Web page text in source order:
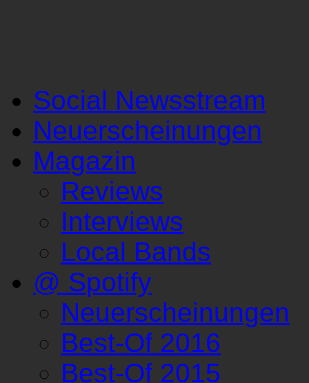
Social Newsstream
Neuerscheinungen
Magazin
Reviews
Interviews
Local Bands
@ Spotify
Neuerscheinungen
Best-Of 2016
Best-Of 2015